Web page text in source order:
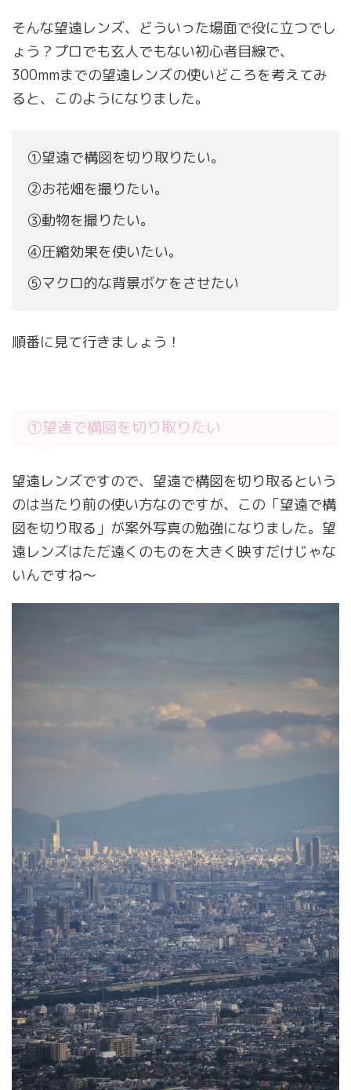
そんな望遠レンズ、どういった場面で役に立つでし
ょう？プロでも玄人でもない初心者目線で、
300mmまでの望遠レンズの使いどころを考えてみ
ると、このようになりました。
①望遠で構図を切り取りたい。
②お花畑を撮りたい。
③動物を撮りたい。
④圧縮効果を使いたい。
⑤マクロ的な背景ボケをさせたい
順番に見て行きましょう！
①望遠で構図を切り取りたい
望遠レンズですので、望遠で構図を切り取るという
のは当たり前の使い方なのですが、この「望遠で構
図を切り取る」が案外写真の勉強になりました。望
遠レンズはただ遠くのものを大きく映すだけじゃな
いんですね～